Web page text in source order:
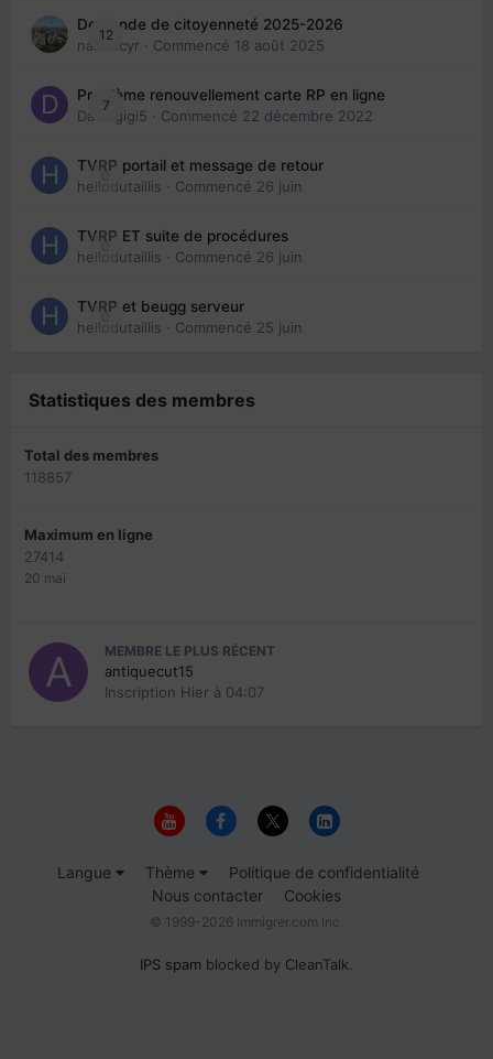
12
Demande de citoyenneté 2025-2026
nanancyr · Commencé 18 août 2025
7
Problème renouvellement carte RP en ligne
Davidgigi5 · Commencé 22 décembre 2022
0
TVRP portail et message de retour
hellodutaillis · Commencé 26 juin
0
TVRP ET suite de procédures
hellodutaillis · Commencé 26 juin
0
TVRP et beugg serveur
hellodutaillis · Commencé 25 juin
Statistiques des membres
Total des membres
118857
Maximum en ligne
27414
20 mai
MEMBRE LE PLUS RÉCENT
antiquecut15
Inscription Hier à 04:07
Langue Thème
Politique de confidentialité
Nous contacter
Cookies
© 1999-2026 Immigrer.com Inc.
IPS spam blocked by CleanTalk.